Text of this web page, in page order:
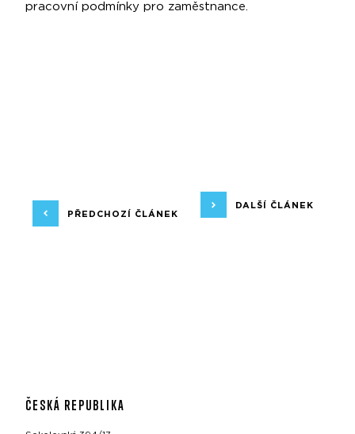
pracovní podmínky pro zaměstnance.
PŘEDCHOZÍ ČLÁNEK
DALŠÍ ČLÁNEK
ČESKÁ REPUBLIKA